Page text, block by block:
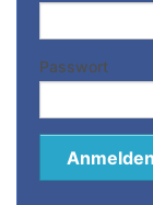
Passwort